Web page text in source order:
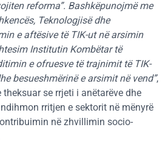
reforma”. Bashkëpunojmë me
Teknologjisë dhe
e aftësive të TIK-ut në arsimin
Institutin Kombëtar të
e ofruesve të trajnimit të TIK-
besueshmërinë e arsimit në vend”,
se rrjeti i anëtarëve dhe
rritjen e sektorit në mënyrë
në zhvillimin socio-